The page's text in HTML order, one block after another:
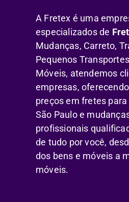
A Fretex é uma
especializados de
Mudanças, Carreto,
Pequenos
Móveis, atendemos
empresas,
preços em fretes
São Paulo e
profissionais
de tudo por você,
dos bens e móveis a
móveis.